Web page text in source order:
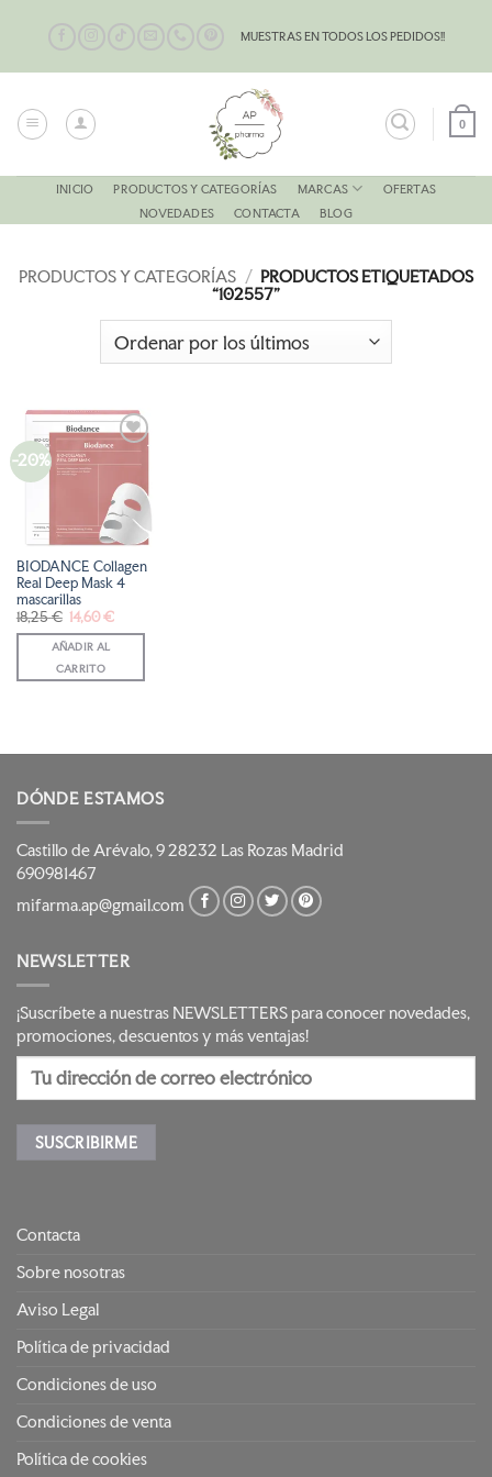
contenido
MUESTRAS EN TODOS LOS PEDIDOS!!
0
INICIO PRODUCTOS Y CATEGORÍAS MARCAS
OFERTAS
NOVEDADES
CONTACTA BLOG
PRODUCTOS Y CATEGORÍAS / PRODUCTOS ETIQUETADOS
“102557”
-20%
AÑADIR
LISTA
DE
DESEOS
BIODANCE Collagen
Real Deep Mask 4
mascarillas
18,25€ El
precio
original
era:
18,25 €.
14,60€El
actual
AÑADIR AL
CARRITO
DÓNDE ESTAMOS
Castillo de Arévalo, 9 28232 Las Rozas Madrid
690981467
mifarma.ap@gmail.com
NEWSLETTER
¡Suscríbete a nuestras NEWSLETTERS para conocer novedades,
promociones, descuentos y más ventajas!
Contacta
Sobre nosotras
Aviso Legal
Política de privacidad
Condiciones de uso
Condiciones de venta
Política de cookies